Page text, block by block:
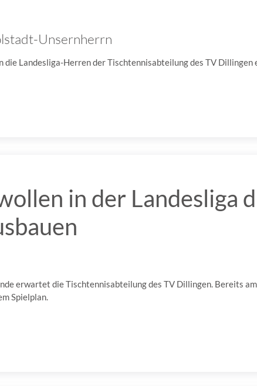
Unsernherrn
die Landesliga-Herren der Tischtennisabteilung des TV Dillingen
in der Landesliga
erwartet die Tischtennisabteilung des TV Dillingen. Bereits
Spielplan.